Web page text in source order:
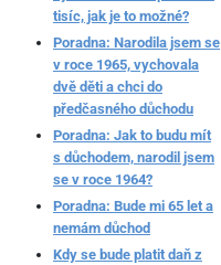
tisíc, jak je to možné?
Poradna: Narodila jsem se
v roce 1965, vychovala
dvě děti a chci do
předčasného důchodu
Poradna: Jak to budu mít
s důchodem, narodil jsem
se v roce 1964?
Poradna: Bude mi 65 let a
nemám důchod
Kdy se bude platit daň z